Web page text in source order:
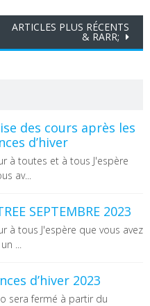
ARTICLES PLUS RÉCENTS
& RARR;
des cours après les
d’hiver
à toutes et à tous J'espère
av...
SEPTEMBRE 2023
à tous J'espère que vous avez
...
d’hiver 2023
sera fermé à partir du